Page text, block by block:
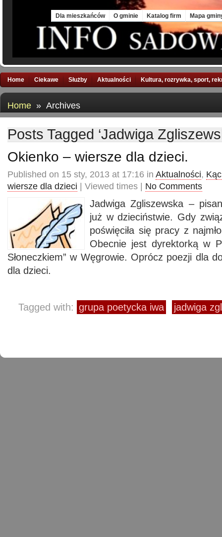
Dla mieszkańców O gminie Katalog firm Mapa
Home Ciekawe Służby Aktualności Kultura, rozrywka, sport,
Home » Archives
Posts Tagged ‘Jadwiga
Okienko – wiersze dla dzieci.
Published on 15 sty, 2013 at 17:16 in Aktualności,
wiersze dla dzieci | Viewed times | No Comments
Jadwiga Zgliszewska –
już w dzieciństwie. Gdy
poświęciła się pracy z
Obecnie jest dyrektorką w
Słoneczkiem” w Węgrowie. Oprócz poezji dla
dla dzieci.
Tagged with: grupa poetycka iwa jadwiga